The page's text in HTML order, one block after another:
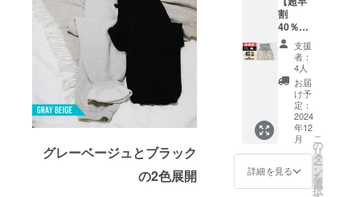
グレーベージュとブラック
の2色展開
※皆様の
ご支援
により
量産効
率が向
上した
場合、
正規品
販売価
格が販
売予定
価格よ
り下が
る可能
売予定
価格
11,110
円 (税/
送料
770円
込) [超
早割
40％OF
F]
6,974
円 (税/
送料
割
40％OF
F】グ
レー
ベー
ジュ ×
Mサイ
ズ【先
着15名
様】 腹
巻き付
きス
ウェッ
トパン
ツ：グ
支援
者：
4人
お届
け予
定：
2024
年12
月
詳細を見る
こ
の
リ
タ
ー
ン
を
選
択